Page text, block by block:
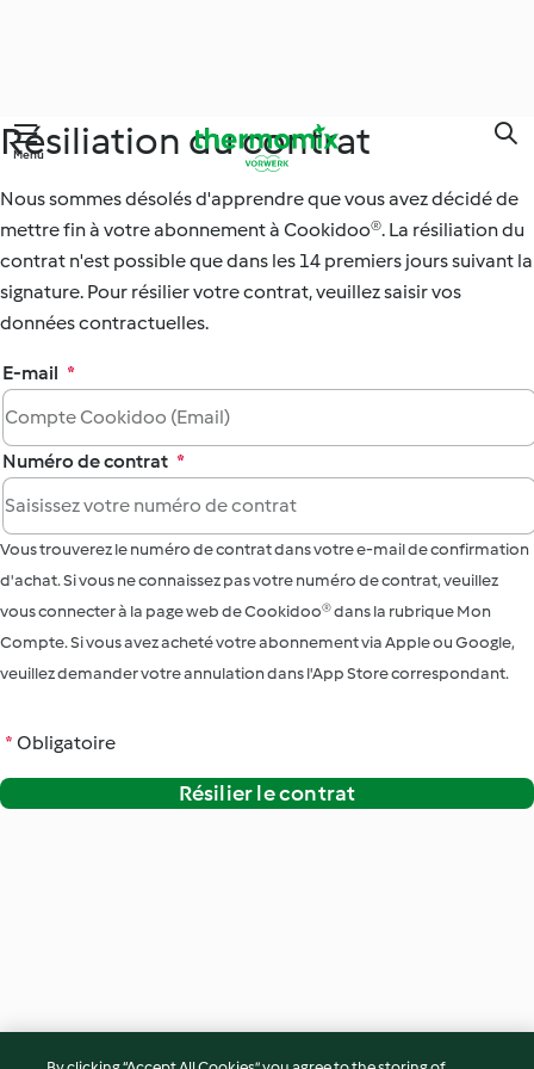
Skip
main
Menu
Résiliation du contrat
Nous sommes désolés d'apprendre que vous avez décidé de
mettre fin à votre abonnement à Cookidoo®. La résiliation du
contrat n'est possible que dans les 14 premiers jours suivant la
signature. Pour résilier votre contrat, veuillez saisir vos
données contractuelles.
E-mail *
Numéro de contrat *
Vous trouverez le numéro de contrat dans votre e-mail de confirmation
d'achat. Si vous ne connaissez pas votre numéro de contrat, veuillez
vous connecter à la page web de Cookidoo® dans la rubrique Mon
Compte. Si vous avez acheté votre abonnement via Apple ou Google,
veuillez demander votre annulation dans l'App Store correspondant.
* Obligatoire
Résilier le contrat